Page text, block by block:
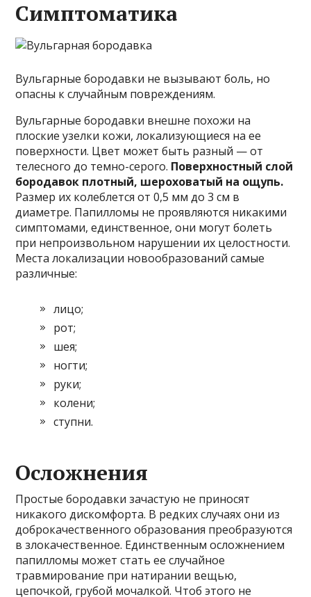
Симптоматика
Вульгарные бородавки не вызывают боль, но
опасны к случайным повреждениям.
Вульгарные бородавки внешне похожи на
плоские узелки кожи, локализующиеся на ее
поверхности. Цвет может быть разный — от
телесного до темно-серого. Поверхностный слой
бородавок плотный, шероховатый на ощупь.
Размер их колеблется от 0,5 мм до 3 см в
диаметре. Папилломы не проявляются никакими
симптомами, единственное, они могут болеть
при непроизвольном нарушении их целостности.
Места локализации новообразований самые
различные:
лицо;
рот;
шея;
ногти;
руки;
колени;
ступни.
Осложнения
Простые бородавки зачастую не приносят
никакого дискомфорта. В редких случаях они из
доброкачественного образования преобразуются
в злокачественное. Единственным осложнением
папилломы может стать ее случайное
травмирование при натирании вещью,
цепочкой, грубой мочалкой. Чтоб этого не